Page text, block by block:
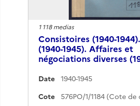
1 118 medias
Consistoires (1940-
(1940-1945). Affaires et
négociations diverses
Date
1940-1945
Cote
576PO/1/1184 (Cote